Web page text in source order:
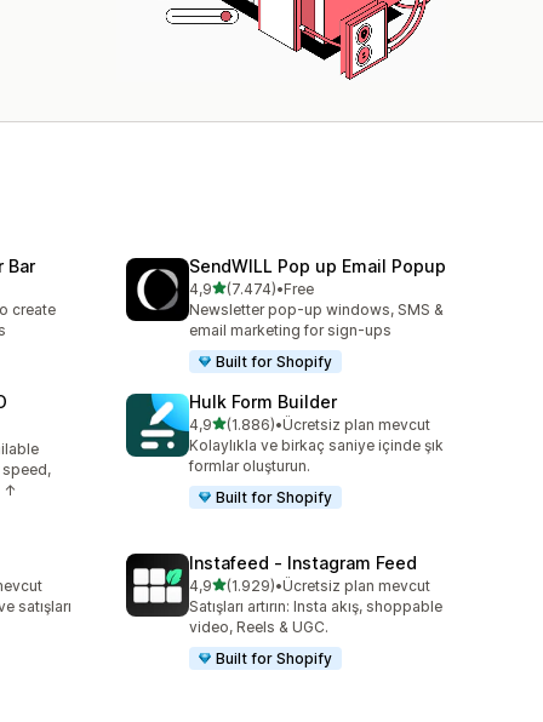
Bar
create
SendWILL Pop up Email Popup
4,95 yıldız üzerinden
(7.474)
toplam 7474 değerlendirme
•Free
Newsletter pop-up windows, SMS &
email marketing for sign-ups
Built for Shopify
speed,
↑
Hulk Form Builder
4,95 yıldız üzerinden
(1.886)
toplam 1886 değerlendirme
•Ücretsiz plan mevcut
Kolaylıkla ve birkaç saniye içinde şık
formlar oluşturun.
Built for Shopify
satışları
Instafeed ‑ Instagram Feed
4,95 yıldız üzerinden
(1.929)
toplam 1929 değerlendirme
•Ücretsiz plan mevcut
Satışları artırın: Insta akış, shoppable
video, Reels & UGC.
Built for Shopify